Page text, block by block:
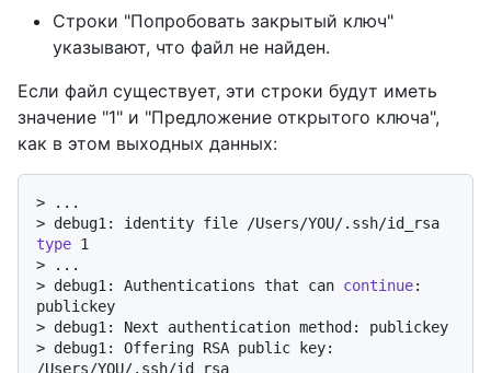
Строки "Попробовать закрытый ключ"
указывают, что файл не найден.
Если файл существует, эти строки будут иметь
значение "1" и "Предложение открытого ключа",
как в этом выходных данных:
>
...
>
type 1
>
...
> debug1: Authentications that can continue:
publickey
> debug1: Next authentication method: publickey
> debug1: Offering RSA public key:
/Users/YOU/.ssh/id_rsa